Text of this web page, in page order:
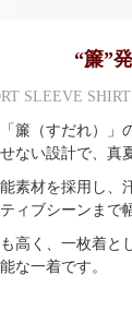
“簾”
SLEEVE
簾（すだれ）
ない設計で、真
素材を採用し
ィブシーンまで
高く、一枚着
な一着です。